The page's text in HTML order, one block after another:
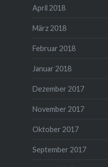
April 2018
März 2018
Februar 2018
Januar 2018
Dezember 2017
November 2017
Oktober 2017
September 2017